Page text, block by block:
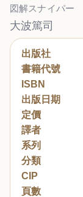
図解スナイパー
大波篤司
出版社
書籍代號
ISBN
出版日期
定價
譯者
系列
分類
CIP
頁數